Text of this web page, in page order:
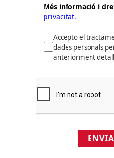
Més informació i
privacitat.
Accepto el
dades personals
anteriorment